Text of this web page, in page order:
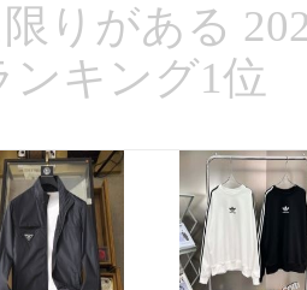
りがある
ンキング1位